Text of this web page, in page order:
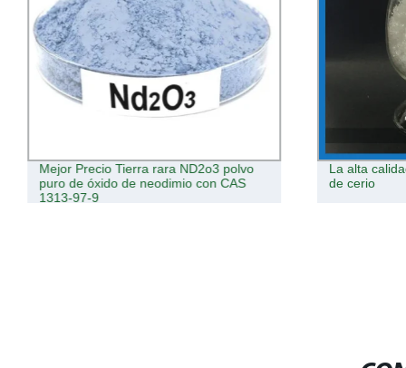
Mejor Precio Tierra rara ND2o3 polvo
puro de óxido de neodimio con CAS
1313-97-9
La alta
de cerio